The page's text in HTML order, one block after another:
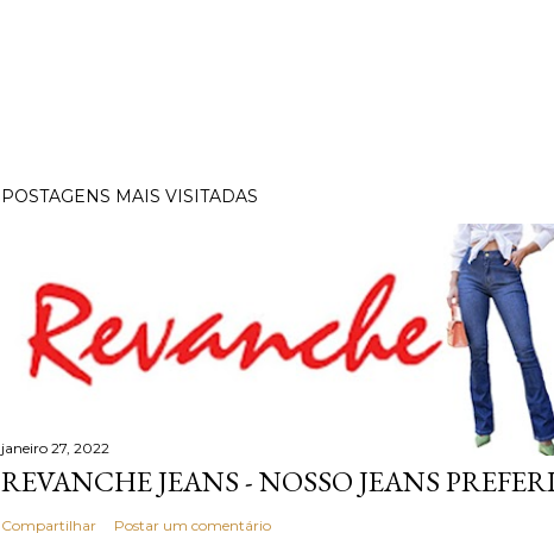
POSTAGENS MAIS VISITADAS
janeiro 27, 2022
REVANCHE JEANS - NOSSO JEANS
Compartilhar Postar um comentário